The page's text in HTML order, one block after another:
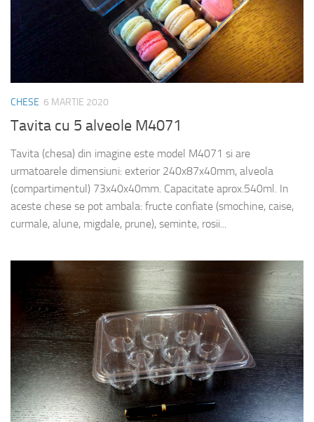
CHESE 6 MARTIE 2020
Tavita cu 5 alveole M4071
Tavita (chesa) din imagine este model M4071 si are
urmatoarele dimensiuni: exterior 240x87x40mm, alveola
(compartimentul) 73x40x40mm. Capacitate aprox.540ml. In
aceste chese se pot ambala: fructe confiate (smochine, caise,
curmale, alune, migdale, prune), seminte, rosii...